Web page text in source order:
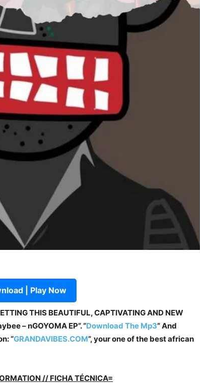
| Play Now
THIS BEAUTIFUL, CAPTIVATING AND NEW
– nGOYOMA EP”. “Download The Mp3”And
“GRANDAVIBES.COM”, your one of the best african
// FICHA TÉCNICA=